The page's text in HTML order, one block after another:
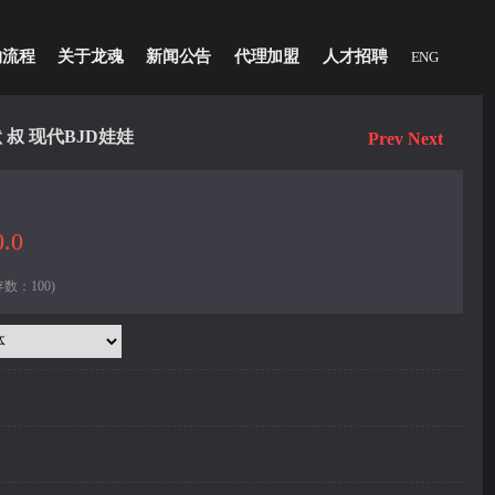
程 关于龙魂 新闻公告 代理加盟 人才招聘 ENG
叔 现代BJD娃娃 Prev Next
：100)